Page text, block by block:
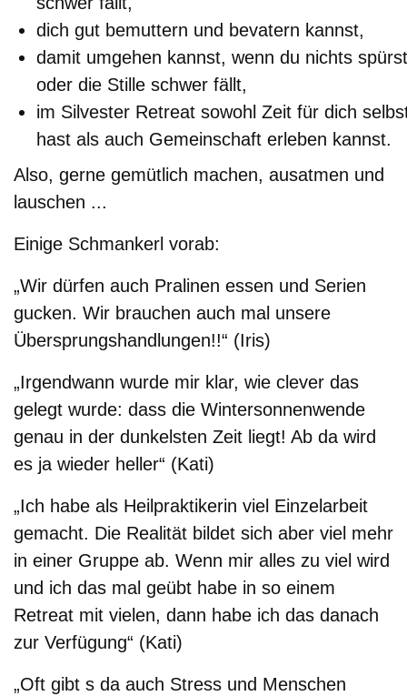
Geländerundgang
Kontakt & Anfahrt
Offene Stellen
dich gut bemuttern und bevatern kannst,
damit umgehen kannst, wenn du nichts spürst
oder die Stille schwer fällt,
im Silvester Retreat sowohl Zeit für dich
hast als auch Gemeinschaft erleben kannst.
Also, gerne gemütlich machen, ausatmen und
lauschen ...
Einige Schmankerl vorab:
„Wir dürfen auch Pralinen essen und Serien
gucken. Wir brauchen auch mal unsere
Übersprungshandlungen!!“ (Iris)
„Irgendwann wurde mir klar, wie clever das
gelegt wurde: dass die Wintersonnenwende
genau in der dunkelsten Zeit liegt! Ab da wird
es ja wieder heller“ (Kati)
„Ich habe als Heilpraktikerin viel Einzelarbeit
gemacht. Die Realität bildet sich aber viel mehr
in einer Gruppe ab. Wenn mir alles zu viel wird
und ich das mal geübt habe in so einem
Retreat mit vielen, dann habe ich das danach
zur Verfügung“ (Kati)
„Oft gibt s da auch Stress und Menschen